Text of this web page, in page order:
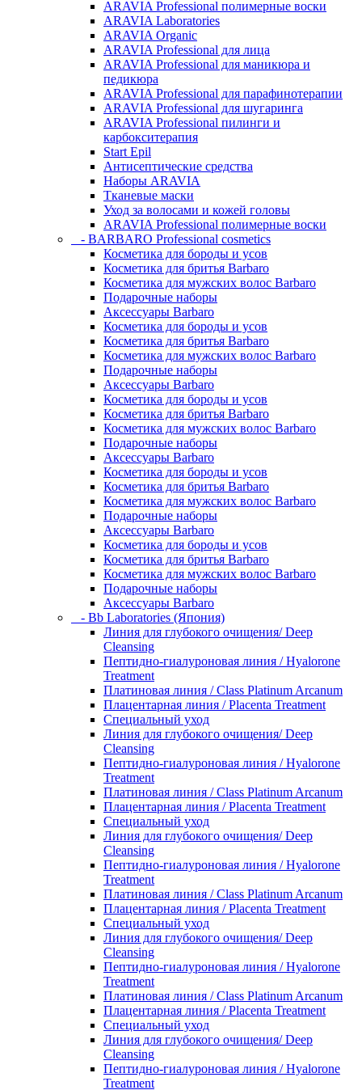
ARAVIA Professional полимерные воски
ARAVIA Laboratories
ARAVIA Organic
ARAVIA Professional для лица
ARAVIA Professional для маникюра и
педикюра
ARAVIA Professional для парафинотерапии
ARAVIA Professional для шугаринга
ARAVIA Professional пилинги и
карбокситерапия
Start Epil
Антисептические средства
Наборы ARAVIA
Тканевые маски
Уход за волосами и кожей головы
ARAVIA Professional полимерные воски
- BARBARO Professional cosmetics
Косметика для бороды и усов
Косметика для бритья Barbaro
Косметика для мужских волос Barbaro
Подарочные наборы
Аксессуары Barbaro
Косметика для бороды и усов
Косметика для бритья Barbaro
Косметика для мужских волос Barbaro
Подарочные наборы
Аксессуары Barbaro
Косметика для бороды и усов
Косметика для бритья Barbaro
Косметика для мужских волос Barbaro
Подарочные наборы
Аксессуары Barbaro
Косметика для бороды и усов
Косметика для бритья Barbaro
Косметика для мужских волос Barbaro
Подарочные наборы
Аксессуары Barbaro
Косметика для бороды и усов
Косметика для бритья Barbaro
Косметика для мужских волос Barbaro
Подарочные наборы
Аксессуары Barbaro
- Bb Laboratories (Япония)
Линия для глубокого очищения/ Deep
Cleansing
Пептидно-гиалуроновая линия / Hyalorone
Treatment
Платиновая линия / Class Platinum Arcanum
Плацентарная линия / Placenta Treatment
Специальный уход
Линия для глубокого очищения/ Deep
Cleansing
Пептидно-гиалуроновая линия / Hyalorone
Treatment
Платиновая линия / Class Platinum Arcanum
Плацентарная линия / Placenta Treatment
Специальный уход
Линия для глубокого очищения/ Deep
Cleansing
Пептидно-гиалуроновая линия / Hyalorone
Treatment
Платиновая линия / Class Platinum Arcanum
Плацентарная линия / Placenta Treatment
Специальный уход
Линия для глубокого очищения/ Deep
Cleansing
Пептидно-гиалуроновая линия / Hyalorone
Treatment
Платиновая линия / Class Platinum Arcanum
Плацентарная линия / Placenta Treatment
Специальный уход
Линия для глубокого очищения/ Deep
Cleansing
Пептидно-гиалуроновая линия / Hyalorone
Treatment